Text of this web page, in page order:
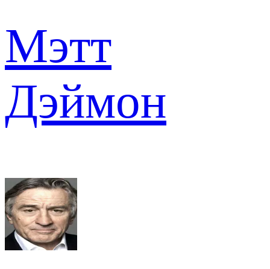
Мэтт
Дэймон